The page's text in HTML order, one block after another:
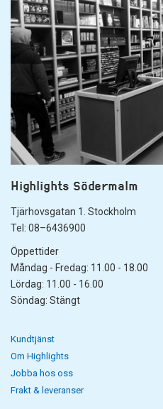
Highlights Södermalm
Tjärhovsgatan 1. Stockholm
Tel: 08–6436900
Öppettider
Måndag - Fredag: 11.00 - 18.00
Lördag: 11.00 - 16.00
Söndag: Stängt
Kundtjänst
Om Highlights
Jobba hos oss
Frakt & leveranser